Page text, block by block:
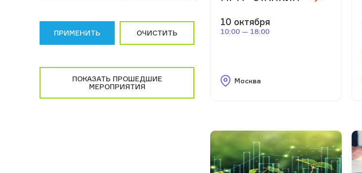
ПРИМЕНИТЬ ОЧИСТИТЬ
ПОКАЗАТЬ ПРОШЕДШИЕ
МЕРОПРИЯТИЯ
10 октября
10:00 — 18:00
Москва